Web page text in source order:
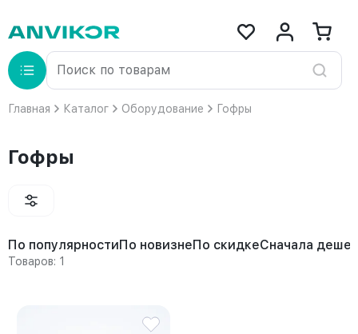
Главная Каталог Оборудование Гофры
Гофры
По популярностиПо новизнеПо скидкеСначала
Товаров: 1